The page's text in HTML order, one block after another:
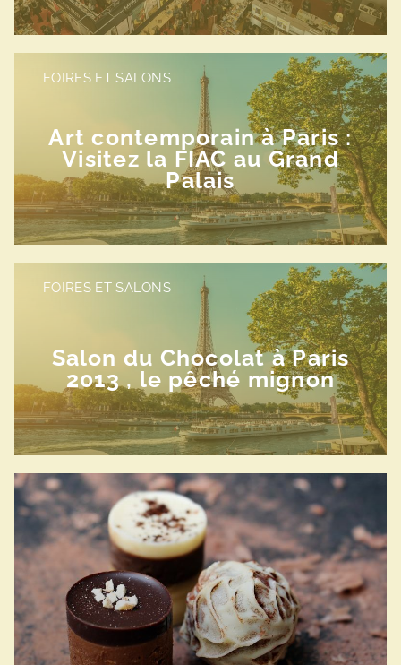
FOIRES ET SALONS
Art contemporain à Paris :
Visitez la FIAC au Grand
Palais
FOIRES ET SALONS
Salon du Chocolat à Paris
2013 , le pêché mignon